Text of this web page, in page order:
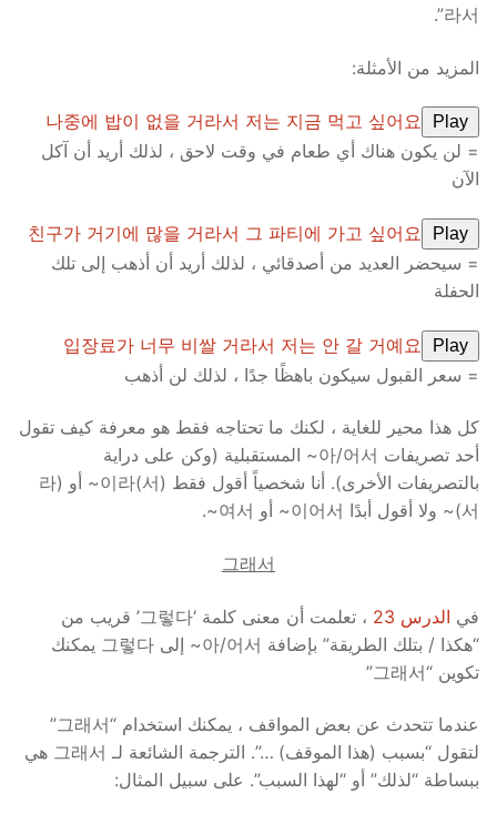
라서”.
المزيد من الأمثلة:
Play
나중에 밥이 없을 거라서 저는 지금 먹고 싶어요
= لن يكون هناك أي طعام في وقت لاحق ، لذلك أريد أن آكل
الآن
Play
친구가 거기에 많을 거라서 그 파티에 가고 싶어요
= سيحضر العديد من أصدقائي ، لذلك أريد أن أذهب إلى تلك
الحفلة
Play
입장료가 너무 비쌀 거라서 저는 안 갈 거예요
= سعر القبول سيكون باهظًا جدًا ، لذلك لن أذهب
كل هذا محير للغاية ، لكنك ما تحتاجه فقط هو معرفة كيف تقول
أحد تصريفات 아/어서~ المستقبلية (وكن على دراية
بالتصريفات الأخرى). أنا شخصياً أقول فقط (이라(서~ أو (라
(서~ ولا أقول أبدًا 이어서~ أو 여서~.
그래서
في الدرس 23
، تعلمت أن معنى كلمة ‘그렇다’ قريب من
“هكذا / بتلك الطريقة” بإضافة 아/어서~ إلى 그렇다 يمكنك
تكوين “그래서”
عندما تتحدث عن بعض المواقف ، يمكنك استخدام “그래서”
لتقول “بسبب (هذا الموقف) …”. الترجمة الشائعة لـ 그래서 هي
ببساطة “لذلك” أو “لهذا السبب”. على سبيل المثال: